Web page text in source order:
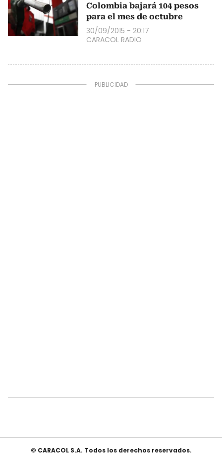
Colombia bajará 104 pesos
para el mes de octubre
30/09/2015 - 20:17
CARACOL RADIO
© CARACOL S.A. Todos los derechos reservados.